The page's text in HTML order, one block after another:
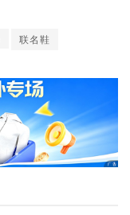
联名鞋